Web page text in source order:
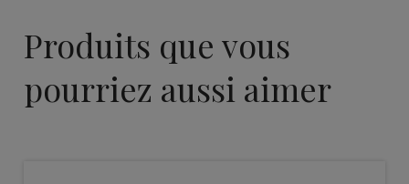
Produits que vous
pourriez aussi aimer